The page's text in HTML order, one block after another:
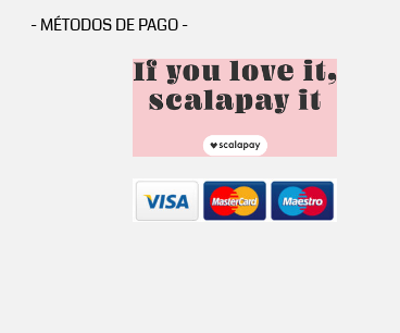
- MÉTODOS DE PAGO -